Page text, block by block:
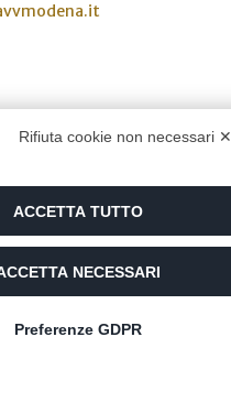
Rifiuta cookie non necessari ✕
ACCETTA TUTTO
NECESSARI
Preferenze GDPR